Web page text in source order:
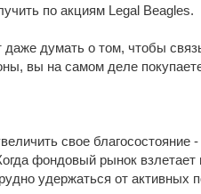
по акциям Legal Beagles.
думать о том, чтобы
вы на самом деле
свое благосостояние
фондовый рынок
удержаться от активных